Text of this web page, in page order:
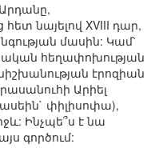
նայելով XVIII դար,
մասին: Կամ՝
հեղափոխության
էրոզիան
Արիել
փիլիսոփա),
Ինչպե՞ս է նա
գործում: